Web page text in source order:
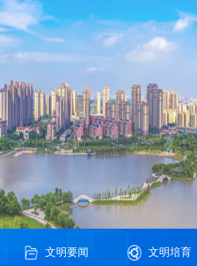
文明要闻 文明培育